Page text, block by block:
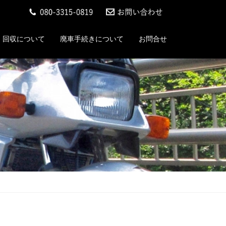
回収について 廃車手続きについて お問合せ